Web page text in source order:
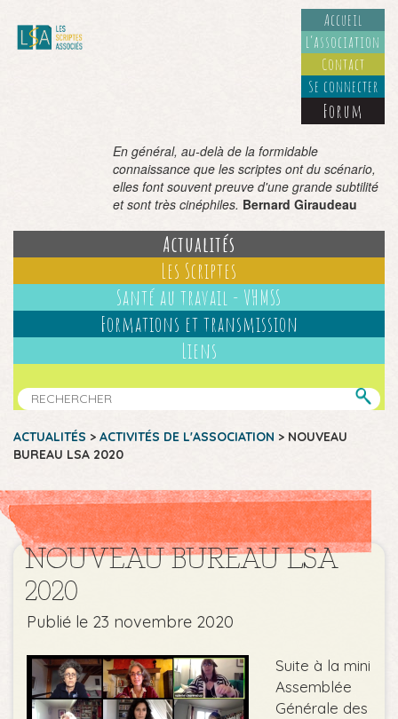
Accueil
L’association
Contact
Se connecter
Forum
En général, au-delà de la formidable
connaissance que les scriptes ont du scénario,
elles font souvent preuve d'une grande subtilité
et sont très cinéphiles. Bernard Giraudeau
Actualités
Les Scriptes
Santé au travail - VHMSS
Formations et transmission
Liens
ACTUALITÉS > ACTIVITÉS DE L'ASSOCIATION > NOUVEAU
BUREAU LSA 2020
NOUVEAU BUREAU LSA
2020
Publié le 23 novembre 2020
Suite à la mini
Assemblée
Générale des